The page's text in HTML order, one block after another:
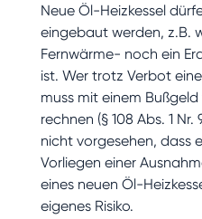
Neue Öl-Heizkessel
eingebaut werden, z.B.
Fernwärme- noch ein
ist. Wer trotz Verbot
muss mit einem
rechnen (§ 108 Abs. 1
nicht vorgesehen, dass
Vorliegen einer
eines neuen Öl-
eigenes Risiko.